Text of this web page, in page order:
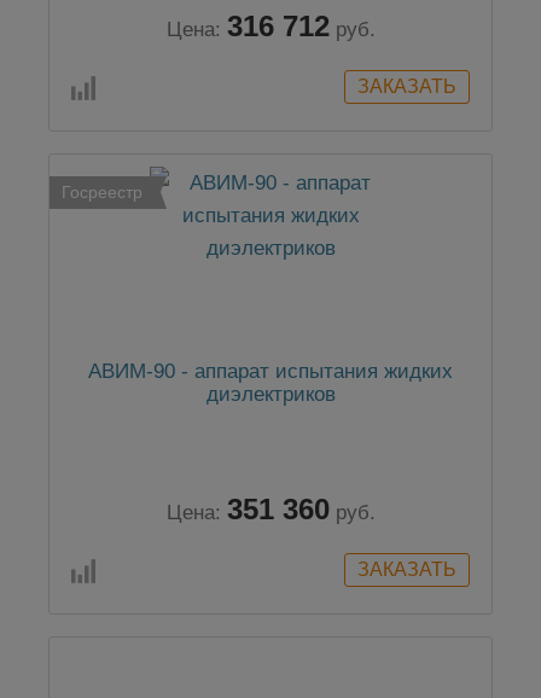
Цена: 316 712 руб.
Госреестр
АВИМ-90 - аппарат испытания жидких
диэлектриков
Цена: 351 360 руб.